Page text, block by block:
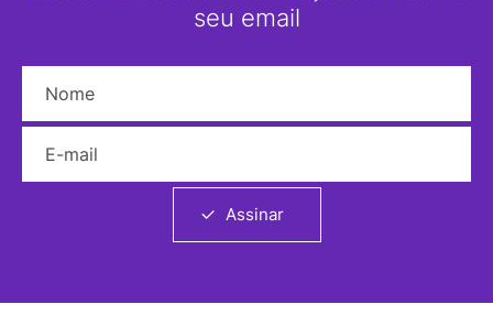
seu email
Assinar